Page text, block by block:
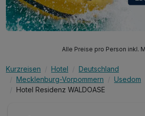
Alle Preise pro Person inkl.
Kurzreisen Hotel
Deutschland
Mecklenburg-Vorpommern
Usedom
Hotel Residenz WALDOASE